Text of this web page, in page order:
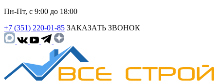
Пн-Пт, с 9:00 до 18:00
+7 (351) 220-01-85 ЗАКАЗАТЬ ЗВОНОК